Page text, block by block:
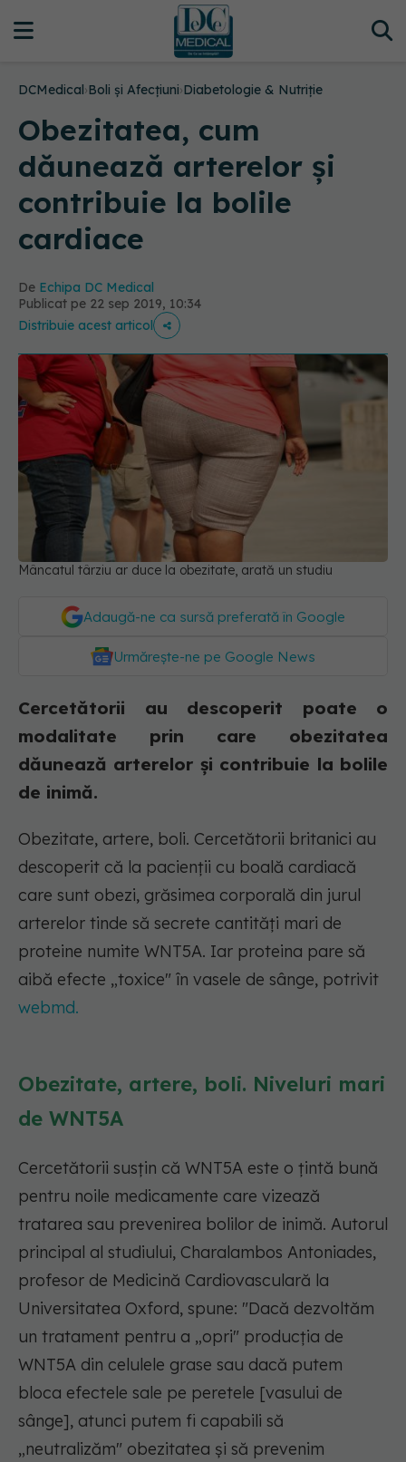
DCMedical›Boli și Afecțiuni›Diabetologie & Nutriție
Obezitatea, cum
dăunează arterelor și
contribuie la bolile
cardiace
De Echipa DC Medical
Publicat pe 22 sep 2019, 10:34
Distribuie acest articol
Mâncatul târziu ar duce la obezitate, arată un studiu
Adaugă-ne ca sursă preferată în Google
Urmărește-ne pe Google News
Cercetătorii au descoperit poate o
modalitate prin care obezitatea
dăunează arterelor și contribuie la bolile
de inimă.
Obezitate, artere, boli. Cercetătorii britanici au
descoperit că la pacienții cu boală cardiacă
care sunt obezi, grăsimea corporală din jurul
arterelor tinde să secrete cantități mari de
proteine numite WNT5A. Iar proteina pare să
aibă efecte „toxice" în vasele de sânge, potrivit
webmd.
Obezitate, artere, boli. Niveluri mari
de WNT5A
Cercetătorii susțin că WNT5A este o țintă bună
pentru noile medicamente care vizează
tratarea sau prevenirea bolilor de inimă. Autorul
principal al studiului, Charalambos Antoniades,
profesor de Medicină Cardiovasculară la
Universitatea Oxford, spune: "Dacă dezvoltăm
un tratament pentru a „opri" producția de
WNT5A din celulele grase sau dacă putem
bloca efectele sale pe peretele [vasului de
sânge], atunci putem fi capabili să
„neutralizăm" obezitatea și să prevenim